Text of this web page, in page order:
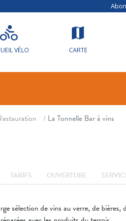
VÉLO CARTE
Tonnelle
La Tonnelle Bar à vins
TARIFS OUVERTURE
sélection de vins au verre, de